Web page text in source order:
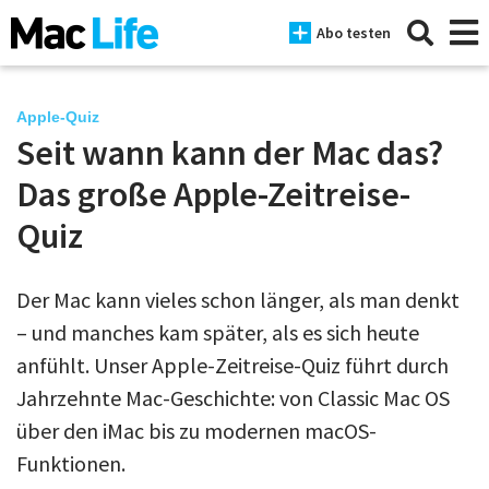
Abo testen
News
iPhone
iPad
Tests
Tipps
Magazine
Apple-Quiz
Seit wann kann der Mac das?
Das große Apple-Zeitreise-
Quiz
Der Mac kann vieles schon länger, als man denkt
– und manches kam später, als es sich heute
anfühlt. Unser Apple-Zeitreise-Quiz führt durch
Jahrzehnte Mac-Geschichte: von Classic Mac OS
über den iMac bis zu modernen macOS-
Funktionen.